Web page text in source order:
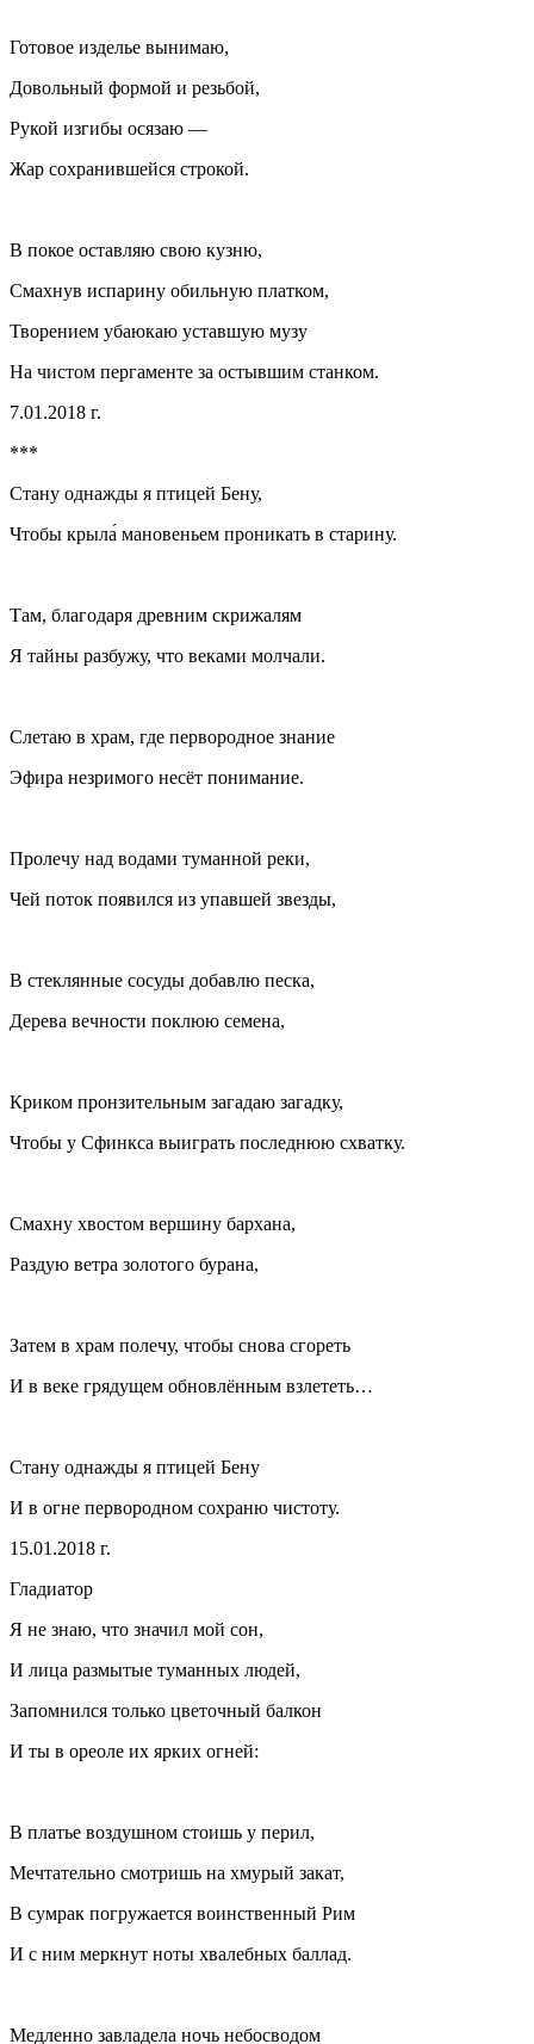
Готовое изделье вынимаю,
Довольный формой и резьбой,
Рукой изгибы осязаю —
Жар сохранившейся строкой.
В покое оставляю свою кузню,
Смахнув испарину обильную платком,
Творением убаюкаю уставшую музу
На чистом пергаменте за остывшим станком.
7.01.2018 г.
***
Стану однажды я птицей Бену,
Чтобы крыла́ мановеньем проникать в старину.
Там, благодаря древним скрижалям
Я тайны разбужу, что веками молчали.
Слетаю в храм, где первородное знание
Эфира незримого несёт понимание.
Пролечу над водами туманной реки,
Чей поток появился из упавшей звезды,
В стеклянные сосуды добавлю песка,
Дерева вечности поклюю семена,
Криком пронзительным загадаю загадку,
Чтобы у Сфинкса выиграть последнюю схватку.
Смахну хвостом вершину бархана,
Раздую ветра золотого бурана,
Затем в храм полечу, чтобы снова сгореть
И в веке грядущем обновлённым взлететь…
Стану однажды я птицей Бену
И в огне первородном сохраню чистоту.
15.01.2018 г.
Гладиатор
Я не знаю, что значил мой сон,
И лица размытые туманных людей,
Запомнился только цветочный балкон
И ты в ореоле их ярких огней:
В платье воздушном стоишь у перил,
Мечтательно смотришь на хмурый закат,
В сумрак погружается воинственный Рим
И с ним меркнут ноты хвалебных баллад.
Медленно завладела ночь небосводом